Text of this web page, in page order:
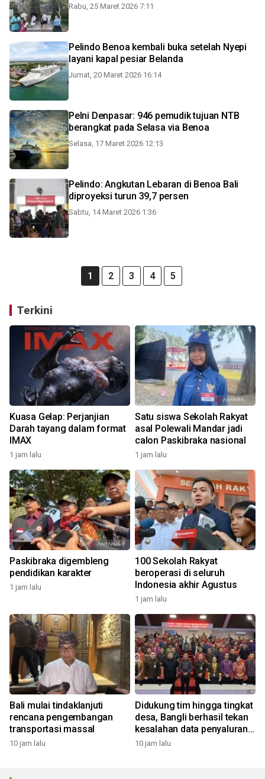
Rabu, 25 Maret 2026 7:11
Pelindo Benoa kembali buka setelah Nyepi
layani kapal pesiar Belanda
Jumat, 20 Maret 2026 16:14
Pelni Denpasar: 946 pemudik tujuan NTB
berangkat pada Selasa via Benoa
Selasa, 17 Maret 2026 12:13
Pelindo: Angkutan Lebaran di Benoa Bali
diproyeksi turun 39,7 persen
Sabtu, 14 Maret 2026 1:36
1 2 3 4 5
Terkini
Kuasa Gelap: Perjanjian
Darah tayang dalam format
IMAX
1 jam lalu
Satu siswa Sekolah Rakyat
asal Polewali Mandar jadi
calon Paskibraka nasional
1 jam lalu
Paskibraka digembleng
pendidikan karakter
1 jam lalu
100 Sekolah Rakyat
beroperasi di seluruh
Indonesia akhir Agustus
1 jam lalu
Bali mulai tindaklanjuti
rencana pengembangan
transportasi massal
10 jam lalu
Didukung tim hingga tingkat
desa, Bangli berhasil tekan
kesalahan data penyaluran
bansos
10 jam lalu